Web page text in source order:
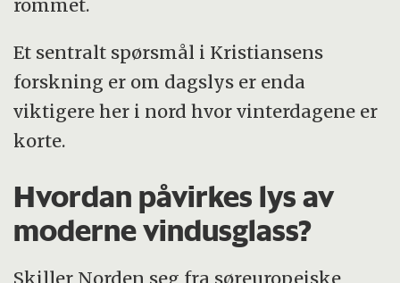
rommet.
Et sentralt spørsmål i Kristiansens
forskning er om dagslys er enda
viktigere her i nord hvor vinterdagene er
korte.
Hvordan påvirkes lys av
moderne vindusglass?
Skiller Norden seg fra søreuropeiske